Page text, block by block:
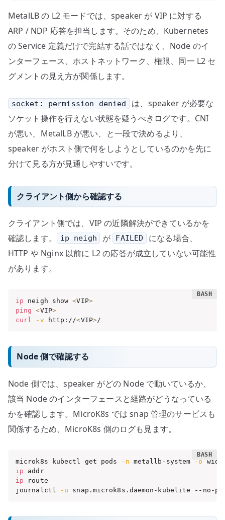
MetalLB の L2 モードでは、speaker が VIP に対する
ARP / NDP 応答を担当します。そのため、Kubernetes
の Service 定義だけで完結する話ではなく、Node のイ
ンターフェース、ホストネットワーク、権限、同一 L2 セ
グメントの見え方が関係します。
socket: permission denied
は、speaker が必要な
ソケット操作を行えない状態を疑うべきログです。CNI
が悪い、MetalLB が悪い、と一段で決めるより、
speaker がホスト側で何をしようとしているのかを先に
分けて見る方が見通しやすいです。
クライアント側から確認する
クライアント側では、VIP の近隣解決ができているかを
確認します。
ip neigh が FAILED
になる場合、
HTTP や Nginx 以前に L2 の応答が成立していない可能性
があります。
ip neigh show <VIP>
ping
<VIP>
curl
-v http://<VIP>/
Node 側で確認する
Node 側では、speaker がどの Node で動いているか、
該当 Node のインターフェースと経路がどうなっている
かを確認します。MicroK8s では snap 管理のサービスも
関係するため、MicroK8s 側のログも見ます。
microk8s kubectl get pods -n metallb-system -o
ip
addr
ip route
journalctl
-u snap.microk8s.daemon-kubelite --no-